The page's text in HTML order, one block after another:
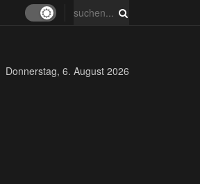
Donnerstag, 6. August 2026